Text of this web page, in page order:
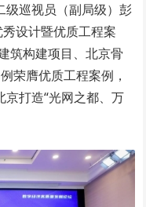
级巡视员（副局级）彭
设计暨优质工程案
筑构建项目、北京骨
荣膺优质工程案例，
打造“光网之都、万